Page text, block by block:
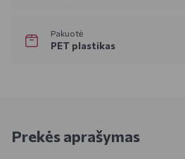
Pakuotė
PET plastikas
Prekės aprašymas